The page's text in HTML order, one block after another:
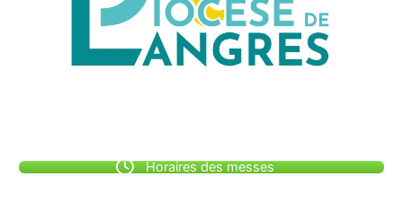
Horaires des messes